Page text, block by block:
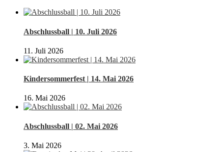
Abschlussball | 10. Juli 2026
11. Juli 2026
Kindersommerfest | 14. Mai 2026
16. Mai 2026
Abschlussball | 02. Mai 2026
3. Mai 2026